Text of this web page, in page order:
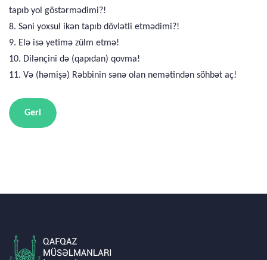
tapıb yol göstərmədimi?!
8. Səni yoxsul ikən tapıb dövlətli etmədimi?!
9. Elə isə yetimə zülm etmə!
10. Dilənçini də (qapıdan) qovma!
11. Və (həmişə) Rəbbinin sənə olan nemətindən söhbət aç!
Geri